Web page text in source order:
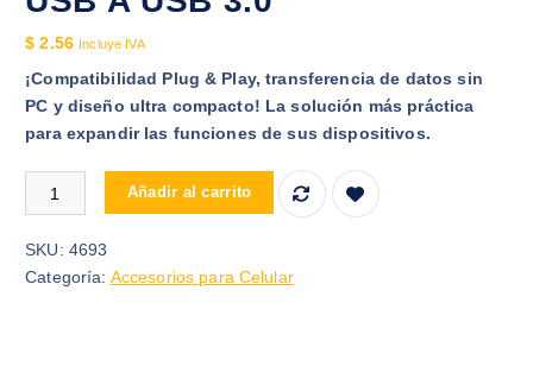
$ 2.56 Incluye IVA
¡Compatibilidad Plug & Play, transferencia de datos sin
PC y diseño ultra compacto! La solución más práctica
para expandir las funciones de sus dispositivos.
ADAPTADOR OTG MICRO USB A USB 3.0 cantidad
Añadir al carrito
SKU: 4693
Categoría: Accesorios para Celular